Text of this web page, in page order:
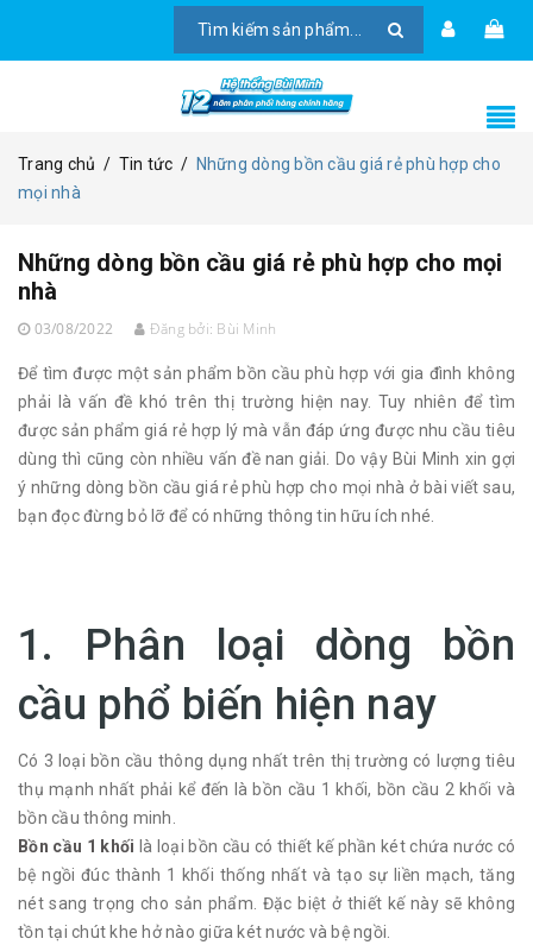
Trang chủ / Tin tức / Những dòng bồn cầu giá rẻ phù hợp cho
mọi nhà
Những dòng bồn cầu giá rẻ phù hợp cho mọi
nhà
03/08/2022 Đăng bởi: Bùi Minh
Để tìm được một sản phẩm bồn cầu phù hợp với gia đình không
phải là vấn đề khó trên thị trường hiện nay. Tuy nhiên để tìm
được sản phẩm giá rẻ hợp lý mà vẫn đáp ứng được nhu cầu tiêu
dùng thì cũng còn nhiều vấn đề nan giải. Do vậy Bùi Minh xin gợi
ý những dòng bồn cầu giá rẻ phù hợp cho mọi nhà ở bài viết sau,
bạn đọc đừng bỏ lỡ để có những thông tin hữu ích nhé.
1. Phân loại dòng bồn
cầu phổ biến hiện nay
Có 3 loại bồn cầu thông dụng nhất trên thị trường có lượng tiêu
thụ mạnh nhất phải kể đến là bồn cầu 1 khối, bồn cầu 2 khối và
bồn cầu thông minh.
Bồn cầu 1 khối là loại bồn cầu có thiết kế phần két chứa nước có
bệ ngồi đúc thành 1 khối thống nhất và tạo sự liền mạch, tăng
nét sang trọng cho sản phẩm. Đặc biệt ở thiết kế này sẽ không
tồn tại chút khe hở nào giữa két nước và bệ ngồi.